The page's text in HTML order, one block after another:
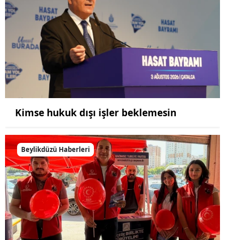
Kimse hukuk dışı işler beklemesin
Beylikdüzü Haberleri